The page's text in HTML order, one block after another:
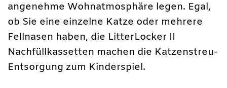
angenehme Wohnatmosphäre legen. Egal,
ob Sie eine einzelne Katze oder mehrere
Fellnasen haben, die LitterLocker II
Nachfüllkassetten machen die Katzenstreu-
Entsorgung zum Kinderspiel.